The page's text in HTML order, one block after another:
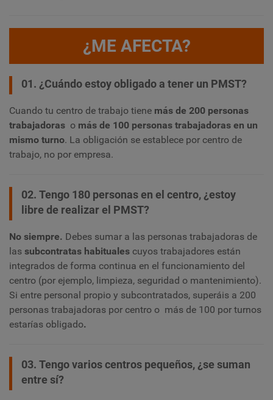
¿ME AFECTA?
01. ¿Cuándo estoy obligado a tener un PMST?
Cuando tu centro de trabajo tiene más de 200 personas
trabajadoras o más de 100 personas trabajadoras en un
mismo turno. La obligación se establece por centro de
trabajo, no por empresa.
02. Tengo 180 personas en el centro, ¿estoy
libre de realizar el PMST?
No siempre. Debes sumar a las personas trabajadoras de
las subcontratas habituales cuyos trabajadores están
integrados de forma continua en el funcionamiento del
centro (por ejemplo, limpieza, seguridad o mantenimiento).
Si entre personal propio y subcontratados, superáis a 200
personas trabajadoras por centro o más de 100 por turnos
estarías obligado.
03. Tengo varios centros pequeños, ¿se suman
entre sí?